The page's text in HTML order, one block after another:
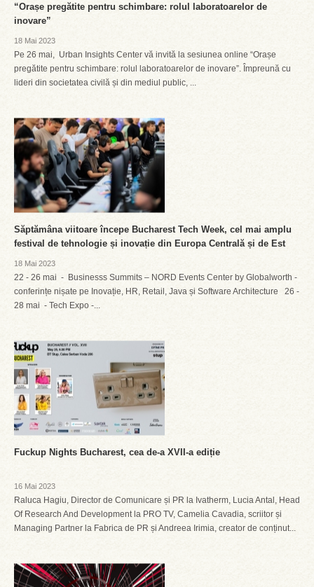
“Orașe pregătite pentru schimbare: rolul laboratoarelor de
inovare”
18 Mai 2023
Pe 26 mai, Urban Insights Center vă invită la sesiunea online “Orașe
pregătite pentru schimbare: rolul laboratoarelor de inovare”. Împreună cu
lideri din societatea civilă și din mediul public, ...
Săptămâna viitoare începe Bucharest Tech Week, cel mai amplu
festival de tehnologie și inovație din Europa Centrală și de Est
18 Mai 2023
22 - 26 mai - Businesss Summits – NORD Events Center by Globalworth -
conferințe nișate pe Inovație, HR, Retail, Java și Software Architecture 26 -
28 mai - Tech Expo -...
Fuckup Nights Bucharest, cea de-a XVII-a ediție
16 Mai 2023
Raluca Hagiu, Director de Comunicare și PR la Ivatherm, Lucia Antal, Head
Of Research And Development la PRO TV, Camelia Cavadia, scriitor și
Managing Partner la Fabrica de PR și Andreea Irimia, creator de conținut...